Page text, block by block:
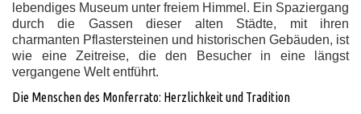
lebendiges Museum unter freiem Himmel. Ein Spaziergang
durch die Gassen dieser alten Städte, mit ihren
charmanten Pflastersteinen und historischen Gebäuden, ist
wie eine Zeitreise, die den Besucher in eine längst
vergangene Welt entführt.
Die Menschen des Monferrato: Herzlichkeit und Tradition